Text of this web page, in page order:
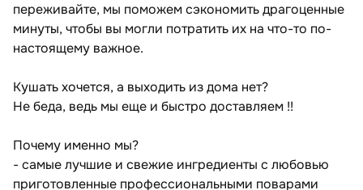
переживайте, мы поможем сэкономить драгоценные
минуты, чтобы вы могли потратить их на что-то по-
настоящему важное.
Кушать хочется, а выходить из дома нет?
Не беда, ведь мы еще и быстро доставляем !!
Почему именно мы?
- самые лучшие и свежие ингредиенты с любовью
приготовленные профессиональными поварами